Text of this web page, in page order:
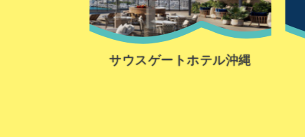
サウスゲートホテル沖縄